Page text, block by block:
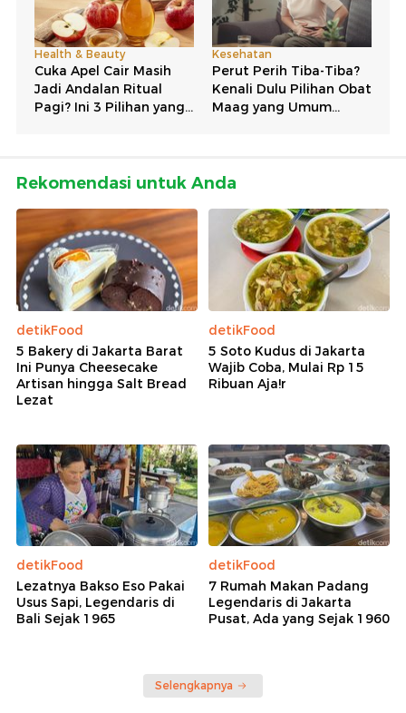
Rekomendasi untuk Anda
detikFood
5 Bakery di Jakarta Barat
Ini Punya Cheesecake
Artisan hingga Salt Bread
Lezat
detikFood
5 Soto Kudus di Jakarta
Wajib Coba, Mulai Rp 15
Ribuan Aja!r
detikFood
Lezatnya Bakso Eso Pakai
Usus Sapi, Legendaris di
Bali Sejak 1965
detikFood
7 Rumah Makan Padang
Legendaris di Jakarta
Pusat, Ada yang Sejak 1960
Selengkapnya